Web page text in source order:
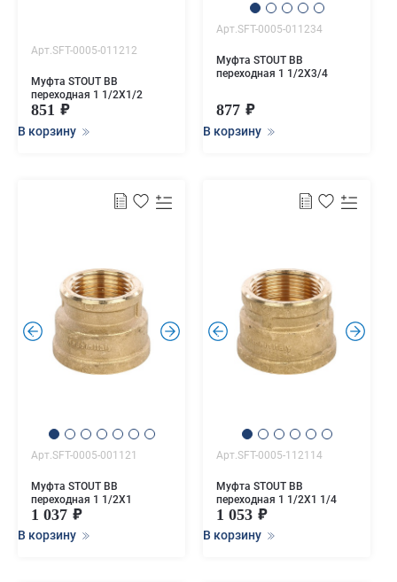
Арт.SFT-0005-011212
Муфта STOUT ВВ
переходная 1 1/2X1/2
851
В корзину
Арт.SFT-0005-011234
Муфта STOUT ВВ
переходная 1 1/2X3/4
877
В корзину
. .
Арт.SFT-0005-001121
Муфта STOUT ВВ
переходная 1 1/2X1
1 037
В корзину
. .
Арт.SFT-0005-112114
Муфта STOUT ВВ
переходная 1 1/2X1 1/4
1 053
В корзину